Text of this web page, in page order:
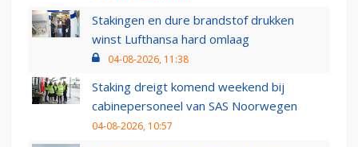
Stakingen en dure brandstof drukken
winst Lufthansa hard omlaag
04-08-2026, 11:38
Staking dreigt komend weekend bij
cabinepersoneel van SAS Noorwegen
04-08-2026, 10:57